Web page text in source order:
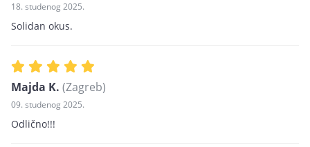
18. studenog 2025.
Solidan okus.
Majda K. (Zagreb)
09. studenog 2025.
Odlično!!!